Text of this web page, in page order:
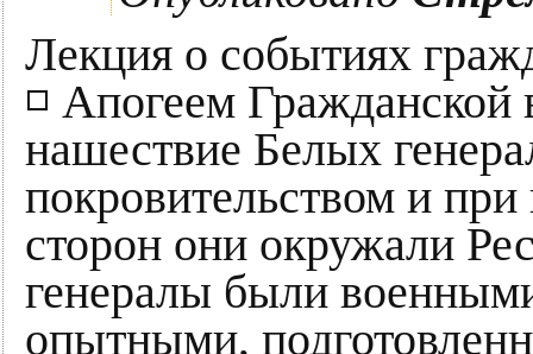
Лекция о событиях
◽ Апогеем
нашествие Белых
покровительством и
сторон они окружали
генералы были
опытными,